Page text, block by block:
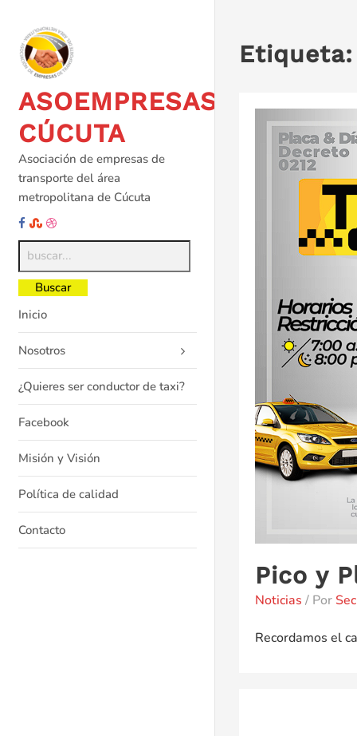
contenido
ASOEMPRESAS
CÚCUTA
Asociación de empresas de
transporte del área
metropolitana de Cúcuta
Inicio
Nosotros
¿Quieres ser conductor de taxi?
Facebook
Misión y Visión
Política de calidad
Contacto
Etiqueta:
Pico y
Noticias / Por
Recordamos el